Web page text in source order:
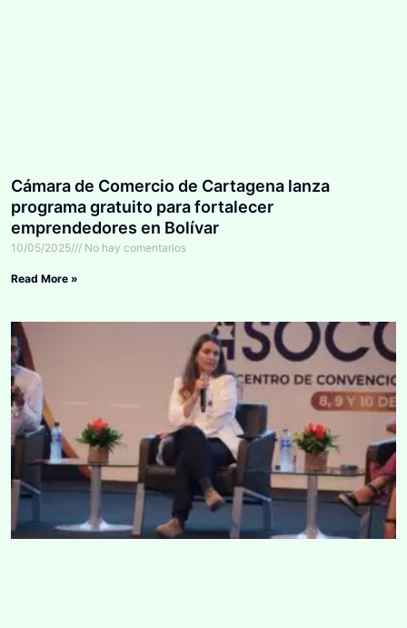
Cámara de Comercio de Cartagena lanza
programa gratuito para fortalecer
emprendedores en Bolívar
10/05/2025 No hay comentarios
Read More »